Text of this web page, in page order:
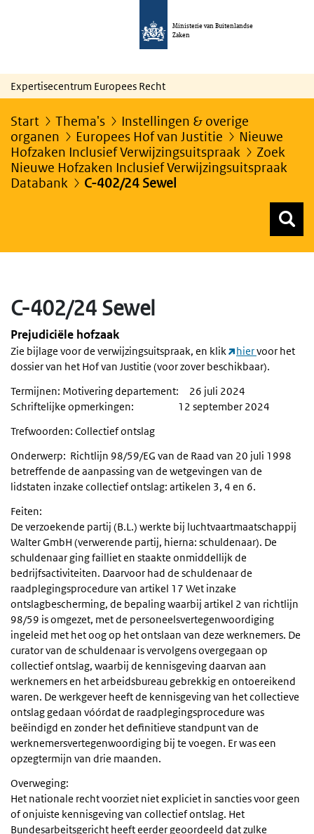
Ministerie van Buitenlandse
Zaken
Expertisecentrum Europees Recht
Start Thema's
Instellingen & overige
organen
Europees Hof van Justitie
Nieuwe
Hofzaken Inclusief Verwijzingsuitspraak
Zoek
Nieuwe Hofzaken Inclusief Verwijzingsuitspraak
Databank
C-402/24 Sewel
C-402/24 Sewel
Prejudiciële hofzaak
Zie bijlage voor de verwijzingsuitspraak, en klik hiervoor het
dossier van het Hof van Justitie (voor zover beschikbaar).
Termijnen: Motivering departement: 26 juli 2024
Schriftelijke opmerkingen: 12 september 2024
Trefwoorden: Collectief ontslag
Onderwerp: Richtlijn 98/59/EG van de Raad van 20 juli 1998
betreffende de aanpassing van de wetgevingen van de
lidstaten inzake collectief ontslag: artikelen 3, 4 en 6.
Feiten:
De verzoekende partij (B.L.) werkte bij luchtvaartmaatschappij
Walter GmbH (verwerende partij, hierna: schuldenaar). De
schuldenaar ging failliet en staakte onmiddellijk de
bedrijfsactiviteiten. Daarvoor had de schuldenaar de
raadplegingsprocedure van artikel 17 Wet inzake
ontslagbescherming, de bepaling waarbij artikel 2 van richtlijn
98/59 is omgezet, met de personeelsvertegenwoordiging
ingeleid met het oog op het ontslaan van deze werknemers. De
curator van de schuldenaar is vervolgens overgegaan op
collectief ontslag, waarbij de kennisgeving daarvan aan
werknemers en het arbeidsbureau gebrekkig en ontoereikend
waren. De werkgever heeft de kennisgeving van het collectieve
ontslag gedaan vóórdat de raadplegingsprocedure was
beëindigd en zonder het definitieve standpunt van de
werknemersvertegenwoordiging bij te voegen. Er was een
opzegtermijn van drie maanden.
Overweging:
Het nationale recht voorziet niet expliciet in sancties voor geen
of onjuiste kennisgeving van collectief ontslag. Het
Bundesarbeitsgericht heeft eerder geoordeeld dat zulke